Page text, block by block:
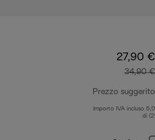
27,90 €
34,90 €
Prezzo suggerito
Importo IVA incluso
di